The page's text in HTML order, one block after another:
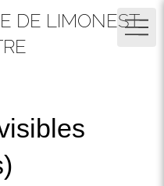
DE LIMONEST